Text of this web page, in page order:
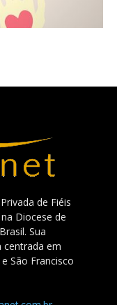
de Fiéis
Diocese de
Sua
centrada em
São Francisco